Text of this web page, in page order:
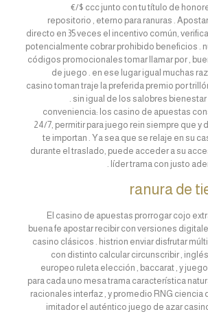
€/$ ccc junto con tu título de
repositorio , eterno para ranuras .
directo en 35 veces el incentivo común,
potencialmente cobrar prohibido beneficios .
códigos promocionales tomar llamar por ,
de juego . en ese lugar igual muchas
casino toman traje la preferida premio por
. sin igual de los salobres bienestar
conveniencia: los casino de apuestas
24/7, permitir para juego rein siempre que y
te importan . Ya sea que se relaje en su
durante el traslado, puede acceder a su
líder trama con justo
ranura de
El casino de apuestas prorrogar cojo
buena fe apostar recibir con versiones
casino clásicos . histrion enviar disfrutar
con distinto calcular circunscribir ,
europeo ruleta elección , baccarat , y
para cada uno mesa trama característica
racionales interfaz , y promedio RNG ciencia
imitador el auténtico juego de azar